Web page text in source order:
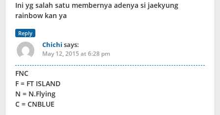
Ini yg salah satu membernya adenya si jaekyung
rainbow kan ya
Reply
Chichi says:
May 12, 2015 at 6:28 pm
FNC
F = FT ISLAND
N = N.Flying
C = CNBLUE